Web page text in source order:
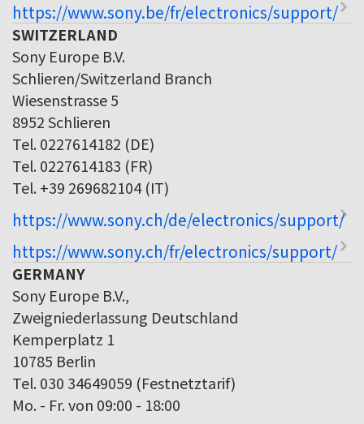
https://www.sony.be/fr/electronics/support/
SWITZERLAND
Sony Europe B.V.
Schlieren/Switzerland Branch
Wiesenstrasse 5
8952 Schlieren
Tel. 0227614182 (DE)
Tel. 0227614183 (FR)
Tel. +39 269682104 (IT)
https://www.sony.ch/de/electronics/support/
https://www.sony.ch/fr/electronics/support/
GERMANY
Sony Europe B.V.,
Zweigniederlassung Deutschland
Kemperplatz 1
10785 Berlin
Tel. 030 34649059 (Festnetztarif)
Mo. - Fr. von 09:00 - 18:00